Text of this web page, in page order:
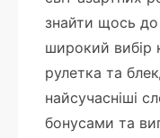
знайти щось
широкий вибір
рулетка та
найсучасніші
бонусами та